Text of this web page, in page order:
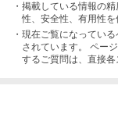
デバイスを傷から
・掲載している情報の
性、安全性、有用性を
・現在ご覧になってい
されています。 ペー
するご質問は、直接各